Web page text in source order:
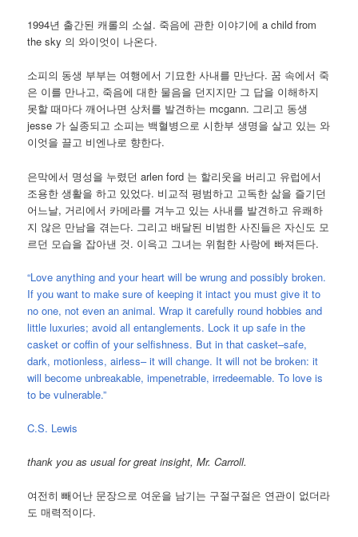
1994년 출간된 캐롤의 소설. 죽음에 관한 이야기에 a child from
the sky 의 와이엇이 나온다.
소피의 동생 부부는 여행에서 기묘한 사내를 만난다. 꿈 속에서 죽
은 이를 만나고, 죽음에 대한 물음을 던지지만 그 답을 이해하지
못할 때마다 깨어나면 상처를 발견하는 mcgann. 그리고 동생
jesse 가 실종되고 소피는 백혈병으로 시한부 생명을 살고 있는 와
이엇을 끌고 비엔나로 향한다.
은막에서 명성을 누렸던 arlen ford 는 할리웃을 버리고 유럽에서
조용한 생활을 하고 있었다. 비교적 평범하고 고독한 삶을 즐기던
어느날, 거리에서 카메라를 겨누고 있는 사내를 발견하고 유쾌하
지 않은 만남을 겪는다. 그리고 배달된 비범한 사진들은 자신도 모
르던 모습을 잡아낸 것. 이윽고 그녀는 위험한 사랑에 빠져든다.
“Love anything and your heart will be wrung and possibly broken.
If you want to make sure of keeping it intact you must give it to
no one, not even an animal. Wrap it carefully round hobbies and
little luxuries; avoid all entanglements. Lock it up safe in the
casket or coffin of your selfishness. But in that casket–safe,
dark, motionless, airless– it will change. It will not be broken: it
will become unbreakable, impenetrable, irredeemable. To love is
to be vulnerable.”
C.S. Lewis
thank you as usual for great insight, Mr. Carroll.
여전히 빼어난 문장으로 여운을 남기는 구절구절은 연관이 없더라
도 매력적이다.